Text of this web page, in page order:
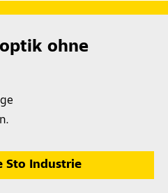
ohne
Sto Industrie